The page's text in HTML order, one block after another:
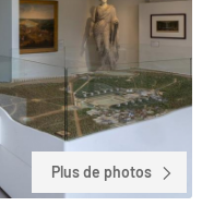
Plus de photos